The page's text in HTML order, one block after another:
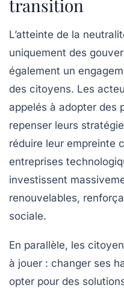
transition
L’atteinte de la
uniquement des
également un
des citoyens. Les
appelés à adopter des
repenser leurs
réduire leur empreinte
entreprises
investissent
renouvelables,
sociale.
En parallèle, les
à jouer : changer ses
opter pour des